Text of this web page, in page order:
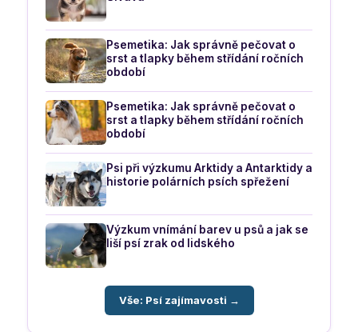
Psemetika: Jak správně pečovat o
srst a tlapky během střídání ročních
období
Psemetika: Jak správně pečovat o
srst a tlapky během střídání ročních
období
Psi při výzkumu Arktidy a Antarktidy a
historie polárních psích spřežení
Výzkum vnímání barev u psů a jak se
liší psí zrak od lidského
Vše: Psí zajímavosti →